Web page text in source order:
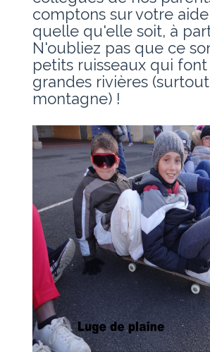
comptons sur votre
quelle qu'elle soit, à
N'oubliez pas que ce
petits ruisseaux qui font
grandes rivières
montagne) !